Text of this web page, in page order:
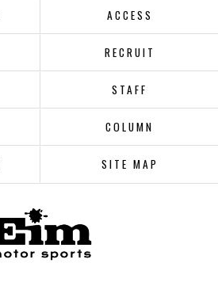
ACCESS
RECRUIT
STAFF
COLUMN
SITE MAP